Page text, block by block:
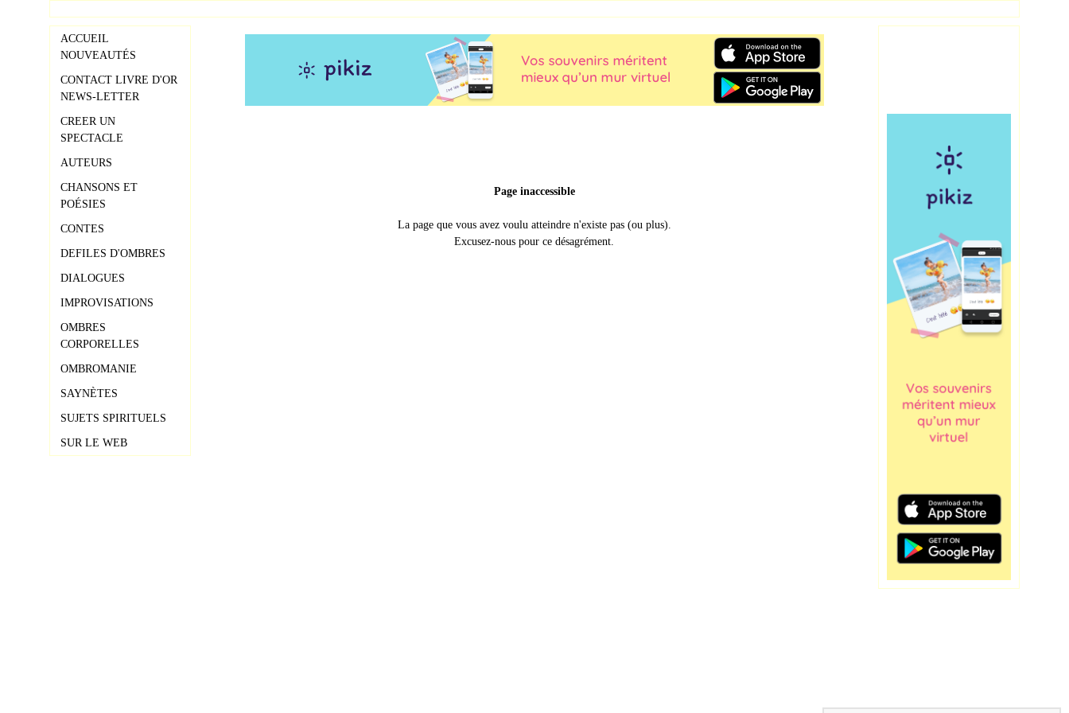
ACCUEIL
NOUVEAUTÉS
CONTACT LIVRE D'OR
NEWS-LETTER
CREER UN
SPECTACLE
AUTEURS
CHANSONS ET
POÉSIES
CONTES
DEFILES D'OMBRES
DIALOGUES
IMPROVISATIONS
OMBRES
CORPORELLES
OMBROMANIE
SAYNÈTES
SUJETS SPIRITUELS
SUR LE WEB
Page inaccessible
La page que vous avez voulu atteindre n'existe pas (ou plus).
Excusez-nous pour ce désagrément.